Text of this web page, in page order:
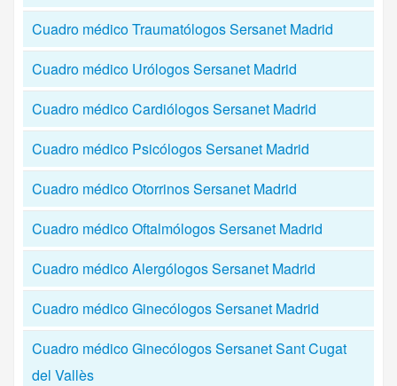
Cuadro médico Traumatólogos Sersanet Madrid
Cuadro médico Urólogos Sersanet Madrid
Cuadro médico Cardiólogos Sersanet Madrid
Cuadro médico Psicólogos Sersanet Madrid
Cuadro médico Otorrinos Sersanet Madrid
Cuadro médico Oftalmólogos Sersanet Madrid
Cuadro médico Alergólogos Sersanet Madrid
Cuadro médico Ginecólogos Sersanet Madrid
Cuadro médico Ginecólogos Sersanet Sant Cugat
del Vallès